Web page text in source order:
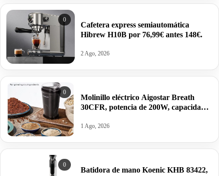
0
Cafetera express semiautomática
Hibrew H10B por 76,99€ antes 148€.
2 Ago, 2026
0
Molinillo eléctrico Aigostar Breath
30CFR, potencia de 200W, capacidad
14,78€.
1 Ago, 2026
0
Batidora de mano Koenic KHB 83422,